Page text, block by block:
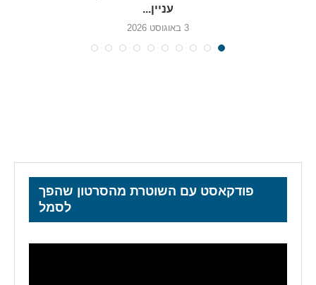
עניין...
3 באוגוסט 2026
פודקאסט עם השוטרת מהסרטון שהפך
לסמל